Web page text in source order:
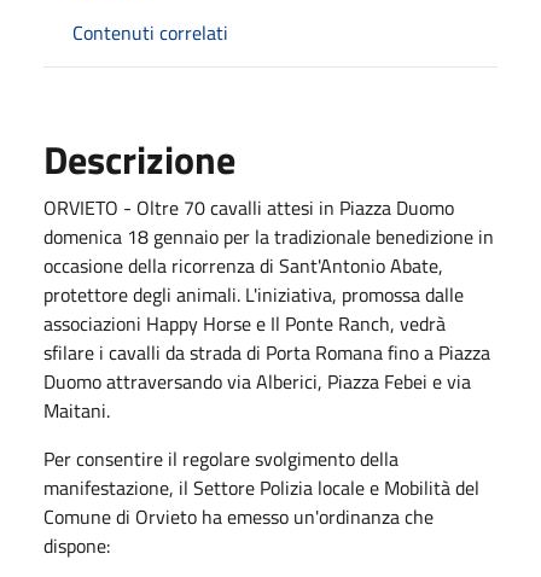
Contenuti correlati
Descrizione
ORVIETO - Oltre 70 cavalli attesi in Piazza Duomo
domenica 18 gennaio per la tradizionale benedizione in
occasione della ricorrenza di Sant'Antonio Abate,
protettore degli animali. L'iniziativa, promossa dalle
associazioni Happy Horse e Il Ponte Ranch, vedrà
sfilare i cavalli da strada di Porta Romana fino a Piazza
Duomo attraversando via Alberici, Piazza Febei e via
Maitani.
Per consentire il regolare svolgimento della
manifestazione, il Settore Polizia locale e Mobilità del
Comune di Orvieto ha emesso un'ordinanza che
dispone: